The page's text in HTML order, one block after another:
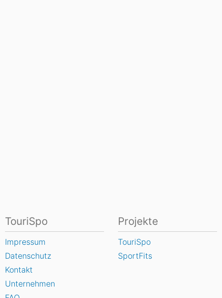
TouriSpo
Impressum
Datenschutz
Kontakt
Unternehmen
Projekte
TouriSpo
SportFits